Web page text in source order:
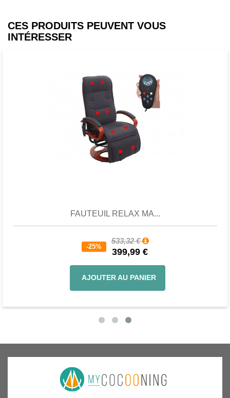
CES PRODUITS PEUVENT VOUS
INTÉRESSER
FAUTEUIL RELAX MA...
-25%
533,32 €
399,99 €
AJOUTER AU PANIER